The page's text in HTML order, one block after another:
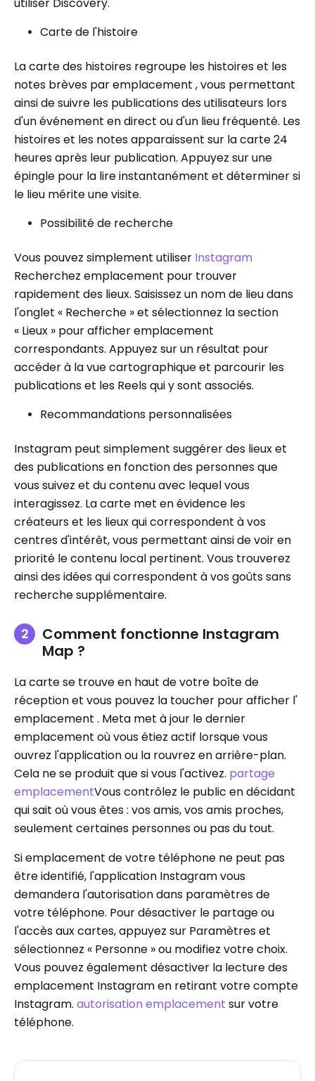
Carte de l'histoire
La carte des histoires regroupe les histoires et les
notes brèves par emplacement , vous permettant
ainsi de suivre les publications des utilisateurs lors
d'un événement en direct ou d'un lieu fréquenté. Les
histoires et les notes apparaissent sur la carte 24
heures après leur publication. Appuyez sur une
épingle pour la lire instantanément et déterminer si
le lieu mérite une visite.
Possibilité de recherche
Vous pouvez simplement utiliser Instagram
Recherchez emplacement pour trouver
rapidement des lieux. Saisissez un nom de lieu dans
l'onglet « Recherche » et sélectionnez la section
« Lieux » pour afficher emplacement
correspondants. Appuyez sur un résultat pour
accéder à la vue cartographique et parcourir les
publications et les Reels qui y sont associés.
Recommandations personnalisées
Instagram peut simplement suggérer des lieux et
des publications en fonction des personnes que
vous suivez et du contenu avec lequel vous
interagissez. La carte met en évidence les
créateurs et les lieux qui correspondent à vos
centres d'intérêt, vous permettant ainsi de voir en
priorité le contenu local pertinent. Vous trouverez
ainsi des idées qui correspondent à vos goûts sans
recherche supplémentaire.
Comment fonctionne Instagram
Map ?
La carte se trouve en haut de votre boîte de
réception et vous pouvez la toucher pour afficher l'
emplacement . Meta met à jour le dernier
emplacement où vous étiez actif lorsque vous
ouvrez l'application ou la rouvrez en arrière-plan.
Cela ne se produit que si vous l'activez. partage
emplacementVous contrôlez le public en décidant
qui sait où vous êtes : vos amis, vos amis proches,
seulement certaines personnes ou pas du tout.
Si emplacement de votre téléphone ne peut pas
être identifié, l'application Instagram vous
demandera l'autorisation dans paramètres de
votre téléphone. Pour désactiver le partage ou
l'accès aux cartes, appuyez sur Paramètres et
sélectionnez « Personne » ou modifiez votre choix.
Vous pouvez également désactiver la lecture des
emplacement Instagram en retirant votre compte
Instagram. autorisation emplacement sur votre
téléphone.